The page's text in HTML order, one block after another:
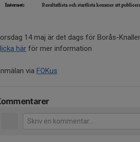
14 maj är det dags för Borås-
här för mer information
via FOKus